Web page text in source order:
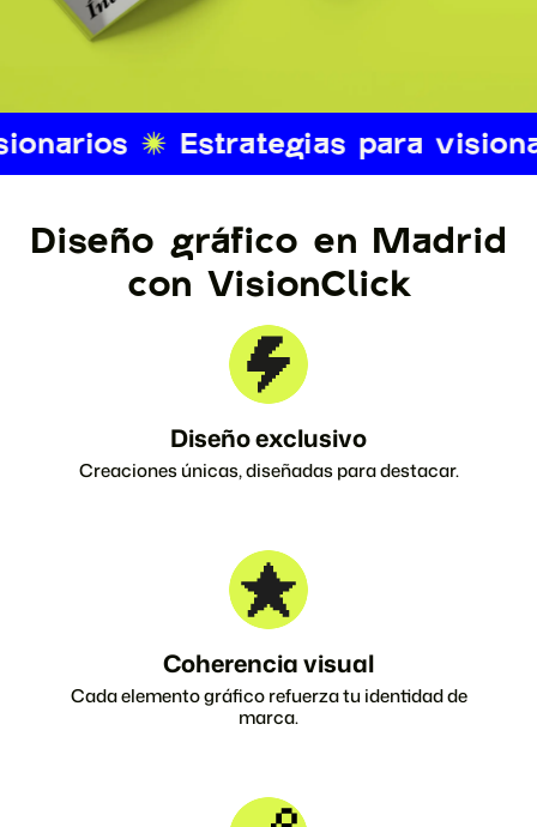
Diseño gráfico en Madrid
con VisionClick
Diseño exclusivo
Creaciones únicas, diseñadas para destacar.
Coherencia visual
Cada elemento gráfico refuerza tu identidad de
marca.